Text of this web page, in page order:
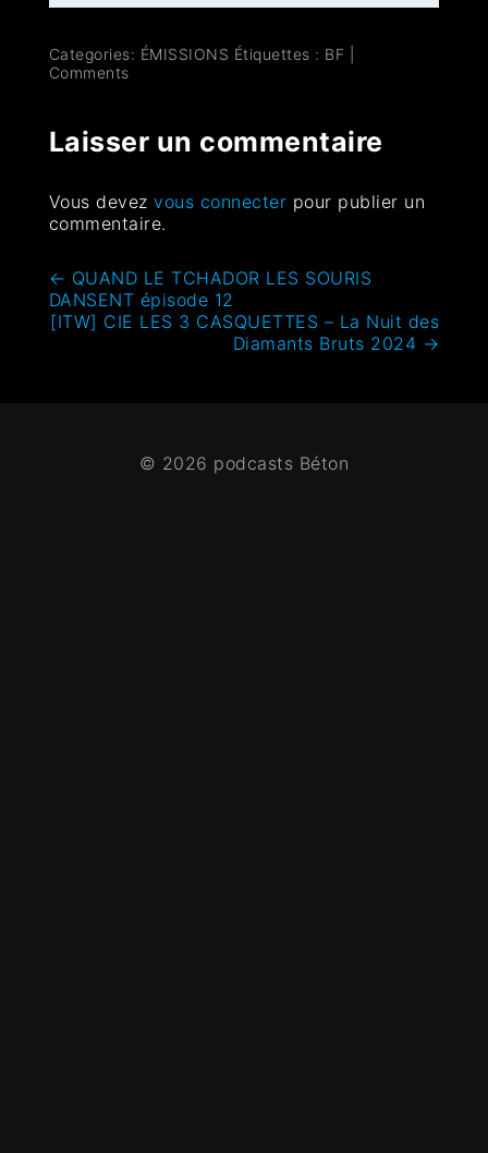
Categories: ÉMISSIONS Étiquettes : BF
Comments
Laisser un commentaire
Vous devezvous connecter pour publier un
commentaire.
← QUAND LE TCHADOR LES SOURIS
DANSENT épisode 12
[ITW] CIE LES 3 CASQUETTES – La Nuit des
Diamants Bruts 2024 →
© 2026 podcasts Béton